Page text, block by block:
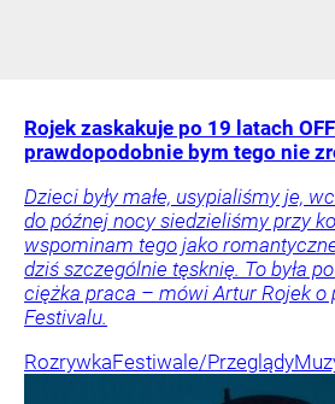
Rojek zaskakuje po 19 latach
prawdopodobnie bym tego nie
Dzieci były małe, usypialiśmy je,
do późnej nocy siedzieliśmy przy
wspominam tego jako
dziś szczególnie tęsknię. To była
ciężka praca – mówi Artur Rojek o
Festivalu.
RozrywkaFestiwale/Przeglądy